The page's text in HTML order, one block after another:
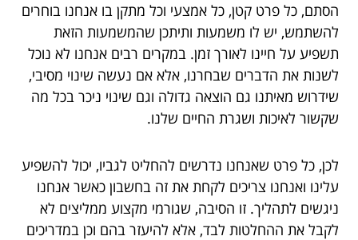
הסתם, כל פרט קטן, כל אמצעי וכל מתקן בו אנחנו בוחרים
להשתמש, יש לו משמעות ותיתכן שהמשמעות הזאת
תשפיע על חיינו לאורך זמן. במקרים רבים אנחנו לא נוכל
לשנות את הדברים שבחרנו, אלא אם נעשה שינוי מסיבי,
שידרוש מאיתנו גם הוצאה גדולה וגם שינוי ניכר בכל מה
שקשור לאיכות ושגרת החיים שלנו.
לכן, כל פרט שאנחנו נדרשים להחליט לגביו, יכול להשפיע
עלינו ואנחנו צריכים לקחת את זה בחשבון כאשר אנחנו
ניגשים לתהליך. זו הסיבה, שגורמי מקצוע ממליצים לא
לקבל את ההחלטות לבד, אלא להיעזר בהם וכן במדריכים